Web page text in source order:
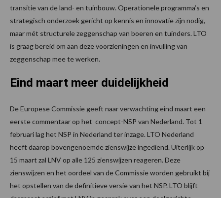
transitie van de land- en tuinbouw. Operationele programma’s en
strategisch onderzoek gericht op kennis en innovatie zijn nodig,
maar mét structurele zeggenschap van boeren en tuinders. LTO
is graag bereid om aan deze voorzieningen en invulling van
zeggenschap mee te werken.
Eind maart meer duidelijkheid
De Europese Commissie geeft naar verwachting eind maart een
eerste commentaar op het concept-NSP van Nederland. Tot 1
februari lag het NSP in Nederland ter inzage. LTO Nederland
heeft daarop bovengenoemde zienswijze ingediend. Uiterlijk op
15 maart zal LNV op alle 125 zienswijzen reageren. Deze
zienswijzen en het oordeel van de Commissie worden gebruikt bij
het opstellen van de definitieve versie van het NSP. LTO blijft